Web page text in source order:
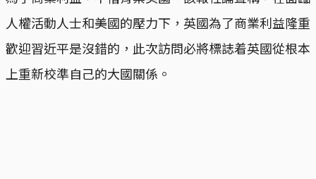
人權活動人士和美國的壓力下，英國為了商業利益隆重
歡迎習近平是沒錯的，此次訪問必將標誌着英國從根本
上重新校準自己的大國關係。